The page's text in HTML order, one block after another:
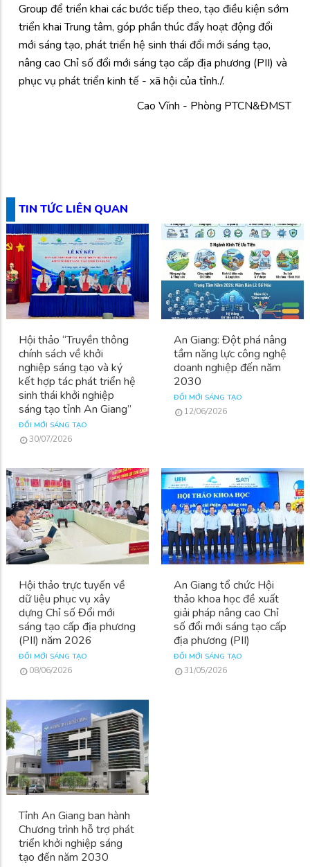
Group để triển khai các bước tiếp theo, tạo điều kiện sớm
triển khai Trung tâm, góp phần thúc đẩy hoạt động đổi
mới sáng tạo, phát triển hệ sinh thái đổi mới sáng tạo,
nâng cao Chỉ số đổi mới sáng tạo cấp địa phương (PII) và
phục vụ phát triển kinh tế - xã hội của tỉnh./.
Cao Vĩnh - Phòng PTCN&ĐMST
TIN TỨC LIÊN QUAN
Hội thảo “Truyền thông
chính sách về khởi
nghiệp sáng tạo và ký
kết hợp tác phát triển hệ
sinh thái khởi nghiệp
sáng tạo tỉnh An Giang”
ĐỔI MỚI SÁNG TẠO
30/07/2026
An Giang: Đột phá nâng
tầm năng lực công nghệ
doanh nghiệp đến năm
2030
ĐỔI MỚI SÁNG TẠO
12/06/2026
Hội thảo trực tuyến về
dữ liệu phục vụ xây
dựng Chỉ số Đổi mới
sáng tạo cấp địa phương
(PII) năm 2026
ĐỔI MỚI SÁNG TẠO
08/06/2026
An Giang tổ chức Hội
thảo khoa học đề xuất
giải pháp nâng cao Chỉ
số đổi mới sáng tạo cấp
địa phương (PII)
ĐỔI MỚI SÁNG TẠO
31/05/2026
Tỉnh An Giang ban hành
Chương trình hỗ trợ phát
triển khởi nghiệp sáng
tạo đến năm 2030